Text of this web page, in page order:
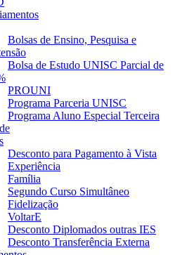
Bolsas de Ensino, Pesquisa e
Bolsa de Estudo UNISC Parcial de
PROUNI
Programa Parceria UNISC
Programa Aluno Especial Terceira
Desconto para Pagamento à Vista
Experiência
Família
Segundo Curso Simultâneo
Fidelização
VoltarE
Desconto Diplomados outras IES
Desconto Transferência Externa